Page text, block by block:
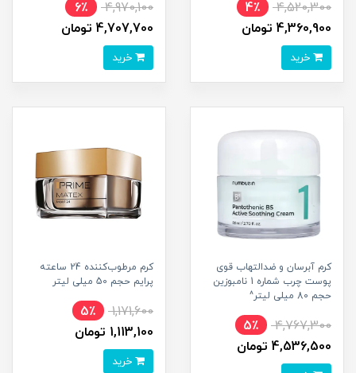
4,520,300
4٪
4,360,900 تومان
4,970,100
6٪
4,707,700 تومان
کرم آبرسان و ضدالتهاب قوی
پوست چرب شماره 1 نامبوزین
حجم 80 میلی لیتر^
4,767,300
5٪
4,536,500 تومان
کرم مرطوب‌کننده 24 ساعته
پرایم حجم 50 میلی لیتر
1,171,600
5٪
1,113,100 تومان